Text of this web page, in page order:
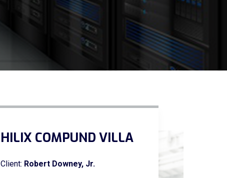
HILIX COMPUND VILLA
Client: Robert Downey, Jr.